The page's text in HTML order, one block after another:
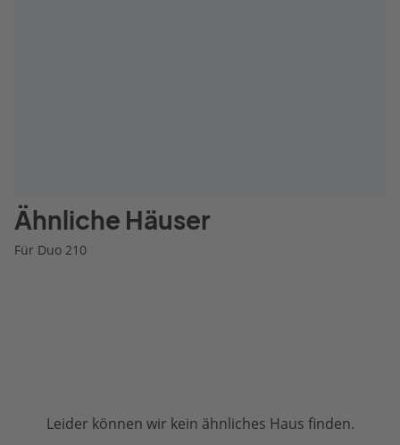
Ähnliche Häuser
Für Duo 210
Leider können wir kein ähnliches Haus finden.